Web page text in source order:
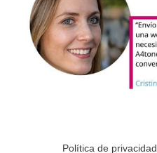
Política de privacidad